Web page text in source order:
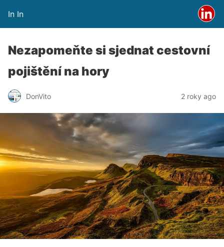
In In
Nezapomeňte si sjednat cestovní
pojištění na hory
DonVito 2 roky ago